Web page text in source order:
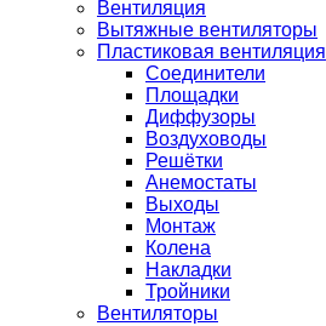
Вентиляция
Вытяжные вентиляторы
Пластиковая вентиляция
Соединители
Площадки
Диффузоры
Воздуховоды
Решётки
Анемостаты
Выходы
Монтаж
Колена
Накладки
Тройники
Вентиляторы